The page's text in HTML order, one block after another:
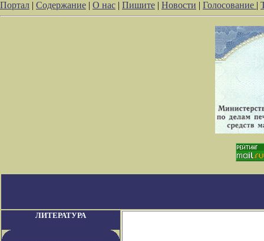
Портал | Содержание | О нас | Пишите | Новости | Голосование |
ЛИТЕРАТУРА